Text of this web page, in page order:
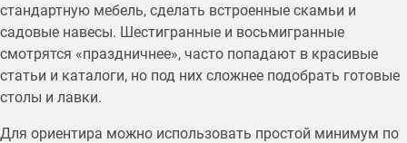
стандартную мебель, сделать встроенные скамьи и
садовые навесы. Шестигранные и восьмигранные
смотрятся «праздничнее», часто попадают в красивые
статьи и каталоги, но под них сложнее подобрать готовые
столы и лавки.
Для ориентира можно использовать простой минимум по